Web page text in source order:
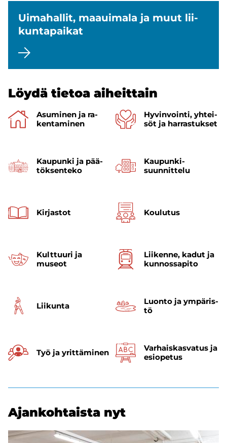
Ui­ma­hal­lit, maa­ui­ma­la ja muut lii­
kun­ta­pai­kat
Löydä tie­toa ai­heit­tain
Asu­mi­nen ja ra­
ken­ta­mi­nen
Hy­vin­voin­ti, yh­tei­
söt ja har­ras­tuk­set
Kau­pun­ki ja pää­
tök­sen­te­ko
Kaupunki­
suunnittelu
Kir­jas­tot Kou­lu­tus
Kult­tuu­ri ja
museot
Lii­ken­ne, kadut ja
kun­nos­sa­pi­to
Lii­kun­ta
Luon­to ja ym­pä­ris­
tö
Työ ja yrit­tä­mi­nen
Varhais­kasvatus ja
esi­opetus
Ajan­koh­tais­ta nyt